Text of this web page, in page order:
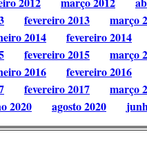
fevereiro 2013 março
2014 fevereiro 2014
fevereiro 2015 março
2016 fevereiro 2016
fevereiro 2017 março
2020 agosto 2020